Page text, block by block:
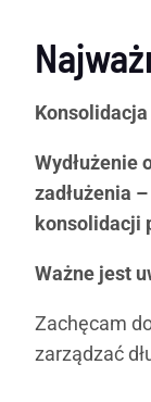
Wydłużenie
zadłużenia
konsolidacji
Ważne jest
Zachęcam
zarządzać